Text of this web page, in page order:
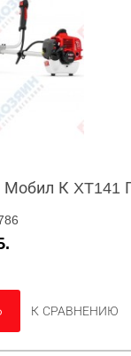
Мобил К XT141
К СРАВНЕНИЮ